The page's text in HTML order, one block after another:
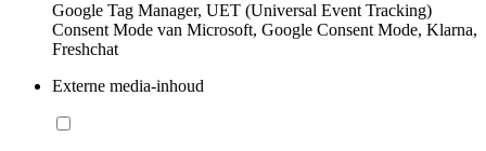
Google Tag Manager, UET (Universal Event Tracking)
Consent Mode van Microsoft, Google Consent Mode, Klarna,
Freshchat
Externe media-inhoud